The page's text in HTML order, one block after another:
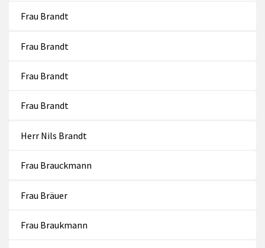
Frau Brandt
Frau Brandt
Frau Brandt
Frau Brandt
Herr Nils Brandt
Frau Brauckmann
Frau Bräuer
Frau Braukmann